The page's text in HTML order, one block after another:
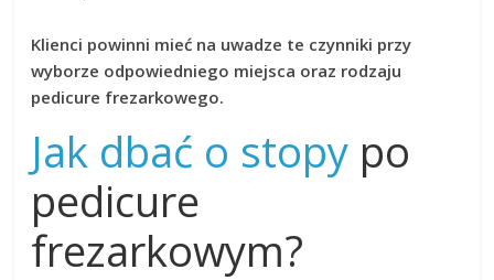
Klienci powinni mieć na uwadze te czynniki przy
wyborze odpowiedniego miejsca oraz rodzaju
pedicure frezarkowego.
Jak dbać o stopy po
pedicure
frezarkowym?